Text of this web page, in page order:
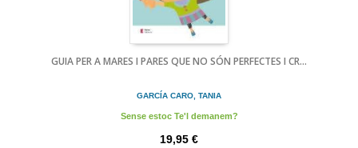
GUIA PER A MARES I PARES QUE NO SÓN PERFECTES I CR...
GARCÍA CARO, TANIA
Sense estoc Te'l demanem?
19,95 €